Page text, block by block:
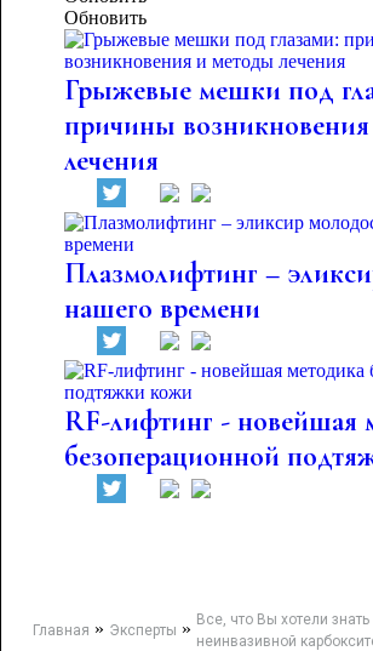
Обновить
Грыжевые мешки под
причины
лечения
Плазмолифтинг –
нашего времени
RF-лифтинг - новейшая
безоперационной
Главная » Эксперты » Все, что Вы хотели
неинвазивной